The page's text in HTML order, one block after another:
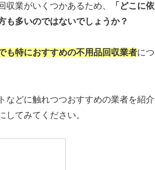
業がいくつかあるため、
「どこに依
多いのではないでしょうか？
も特におすすめの不用品回収業者につ
などに触れつつおすすめの業者を紹介
てみてください。